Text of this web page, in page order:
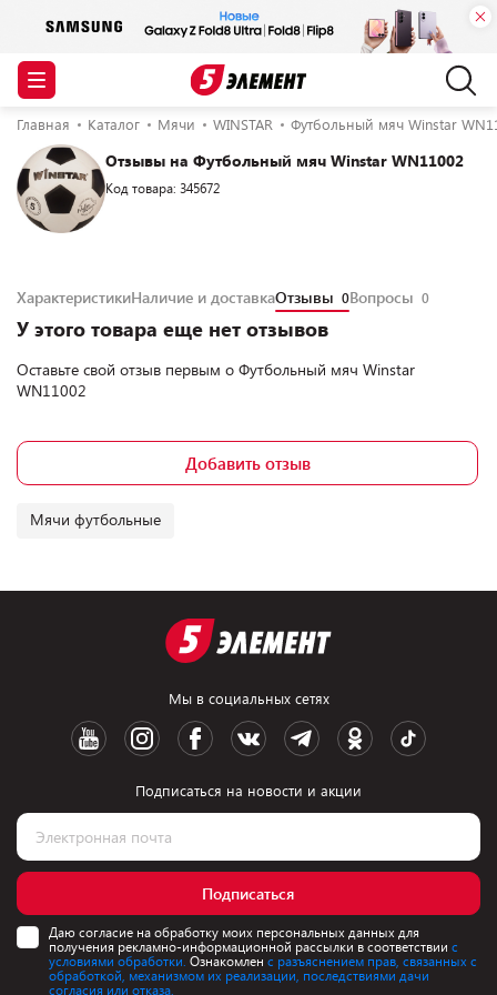
Главная Каталог Мячи WINSTAR Футбольный мяч Winstar
Отзывы на Футбольный мяч Winstar WN11002
Код товара: 345672
ХарактеристикиНаличие и доставкаОтзывы 0Вопросы 0
У этого товара еще нет отзывов
Оставьте свой отзыв первым о Футбольный мяч Winstar
WN11002
Добавить отзыв
Мячи футбольные
Мы в социальных сетях
Подписаться на новости и акции
Подписаться
Даю согласие на обработку моих персональных данных для
получения рекламно-информационной рассылки в соответствии с
условиями обработки. Ознакомлен с разъяснением прав, связанных с
обработкой, механизмом их реализации, последствиями дачи
согласия или отказа.